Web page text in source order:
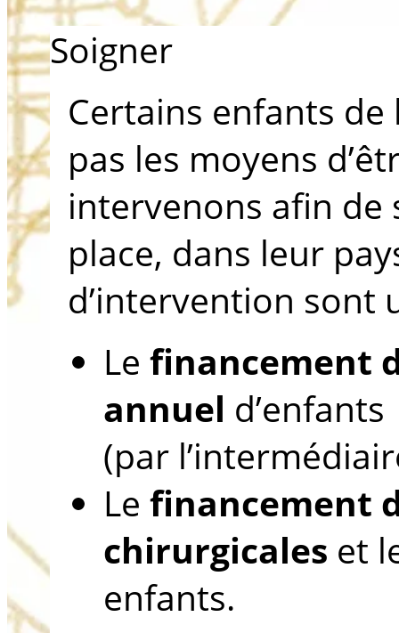
Soigner
Certains enfants
pas les moyens
intervenons afin de
place, dans leur
d’intervention sont
Lefinancement
annuel d’enfants
(par
Lefinancement
chirurgicales et
enfants.